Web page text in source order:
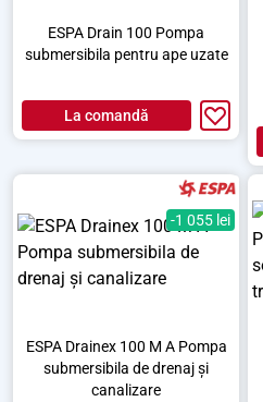
ESPA Drain 100 Pompa
submersibila pentru ape uzate
La comandă
-1 055 lei
ESPA Drainex 100 M A Pompa
submersibila de drenaj și
canalizare